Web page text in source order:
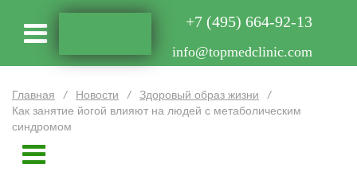
+7 (495) 664-92-13
info@topmedclinic.com
Главная / Новости / Здоровый образ жизни
/
Как занятие йогой влияют на людей с метаболическим
синдромом